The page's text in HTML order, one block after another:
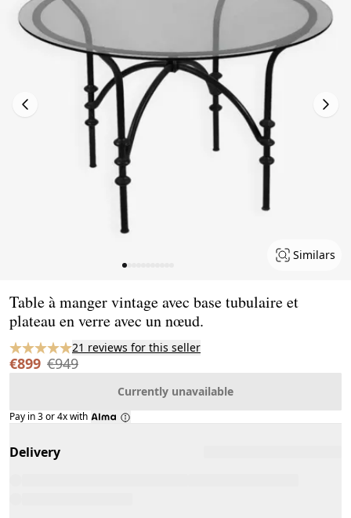
Similars
Table à manger vintage avec base tubulaire et
plateau en verre avec un nœud.
21 reviews for this seller
€899 €949
Currently unavailable
Pay in 3 or 4x with
Delivery